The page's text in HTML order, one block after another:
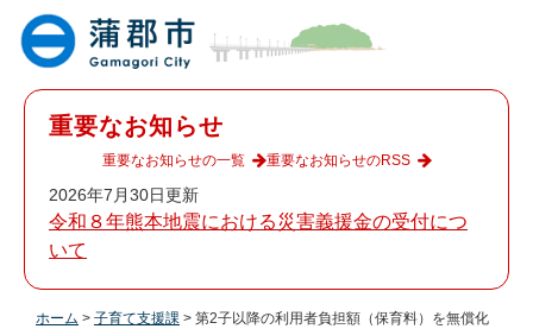
重要なお知らせ
2026年7月30日更新
令和８年熊本地震における災害義援金の受付につ
いて
重要なお知らせの一覧 重要なお知らせのRSS
ホーム > 子育て支援課 > 第2子以降の利用者負担額（保育料）を無償化